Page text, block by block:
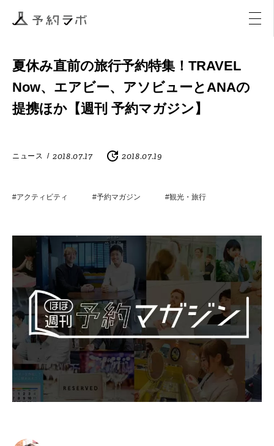
アクティビティ
夏休み直前の旅行予約特集！TRAVEL
Now、エアビー、アソビューとANAの
提携ほか【週刊 予約マガジン】
ニュース / 2018.07.17 2018.07.19
#アクティビティ #予約マガジン #観光・旅行